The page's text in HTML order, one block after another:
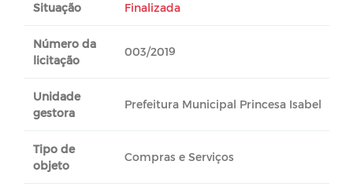
Situação Finalizada
Número da
licitação
003/2019
Unidade
gestora
Prefeitura Municipal Princesa Isabel
Tipo de
objeto
Compras e Serviços